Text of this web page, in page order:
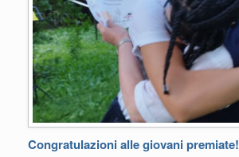
Congratulazioni alle giovani premiate!